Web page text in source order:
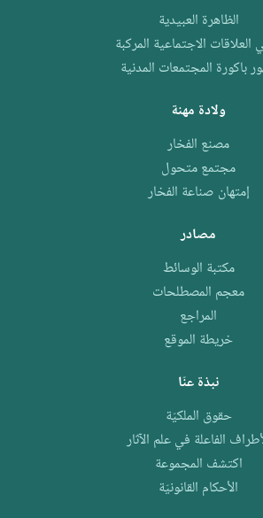
الظاهرة العبيدية
العلاقات الاجتماعية المركبة
باكورة المجتمعات المدنية
ولادة مهنة
مصنع الفخار
مجتمع متحول
إمتهان صناعة الفخار
مصادر
مكتبة الوسائط
معجم المصطلحات
المراجع
خريطة الموقع
نبذة عنّا
حقوق الملكيّة
الفاعلة في علم الآثار
اكتشف المجموعة
الأحكام القانونيّة